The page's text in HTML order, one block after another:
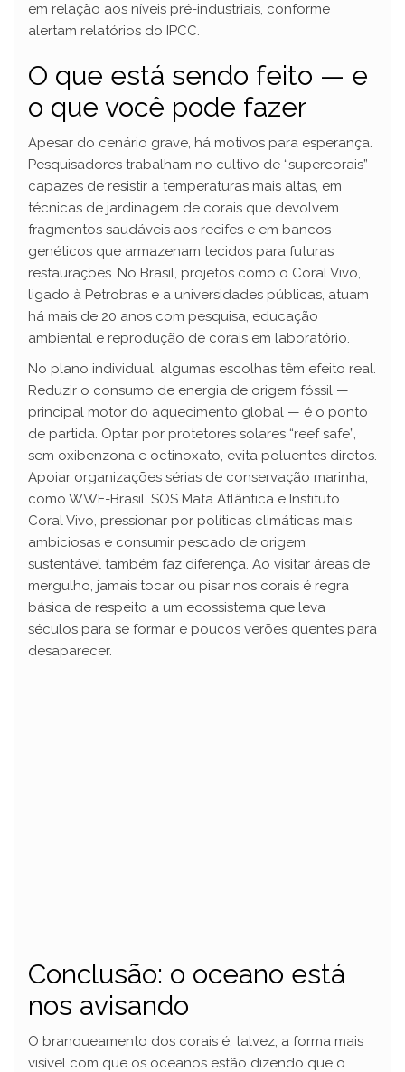
em relação aos níveis pré-industriais, conforme
alertam relatórios do IPCC.
O que está sendo feito — e
o que você pode fazer
Apesar do cenário grave, há motivos para esperança.
Pesquisadores trabalham no cultivo de “supercorais”
capazes de resistir a temperaturas mais altas, em
técnicas de jardinagem de corais que devolvem
fragmentos saudáveis aos recifes e em bancos
genéticos que armazenam tecidos para futuras
restaurações. No Brasil, projetos como o Coral Vivo,
ligado à Petrobras e a universidades públicas, atuam
há mais de 20 anos com pesquisa, educação
ambiental e reprodução de corais em laboratório.
No plano individual, algumas escolhas têm efeito real.
Reduzir o consumo de energia de origem fóssil —
principal motor do aquecimento global — é o ponto
de partida. Optar por protetores solares “reef safe”,
sem oxibenzona e octinoxato, evita poluentes diretos.
Apoiar organizações sérias de conservação marinha,
como WWF-Brasil, SOS Mata Atlântica e Instituto
Coral Vivo, pressionar por políticas climáticas mais
ambiciosas e consumir pescado de origem
sustentável também faz diferença. Ao visitar áreas de
mergulho, jamais tocar ou pisar nos corais é regra
básica de respeito a um ecossistema que leva
séculos para se formar e poucos verões quentes para
desaparecer.
Conclusão: o oceano está
nos avisando
O branqueamento dos corais é, talvez, a forma mais
visível com que os oceanos estão dizendo que o